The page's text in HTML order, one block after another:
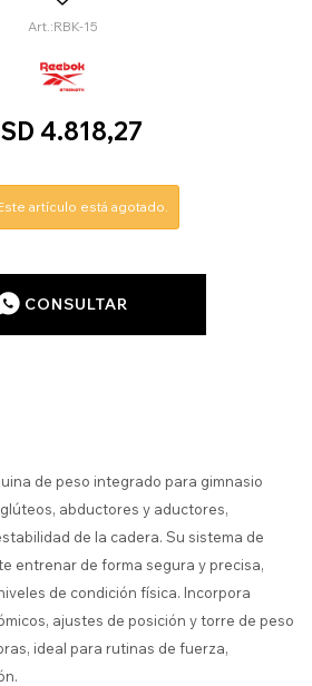
RBK-15
4.818,27
artículo está agotado.
CONSULTAR
de peso integrado para gimnasio
abductores y aductores,
de la cadera. Su sistema de
entrenar de forma segura y precisa,
de condición física. Incorpora
ajustes de posición y torre de peso
ideal para rutinas de fuerza,